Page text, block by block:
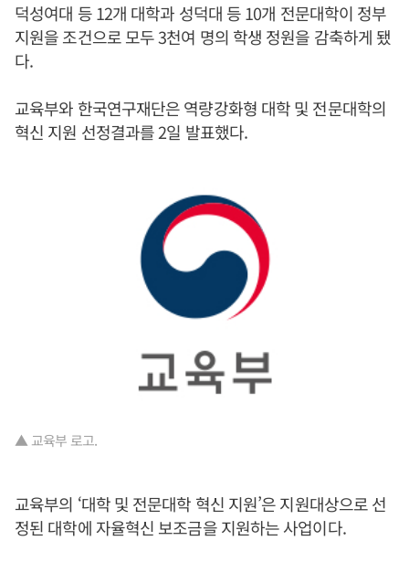
덕성여대 등 12개 대학과 성덕대 등 10개 전문대학이 정부
지원을 조건으로 모두 3천여 명의 학생 정원을 감축하게 됐
다.
교육부와 한국연구재단은 역량강화형 대학 및 전문대학의
혁신 지원 선정결과를 2일 발표했다.
▲ 교육부 로고.
교육부의 ‘대학 및 전문대학 혁신 지원’은 지원대상으로 선
정된 대학에 자율혁신 보조금을 지원하는 사업이다.